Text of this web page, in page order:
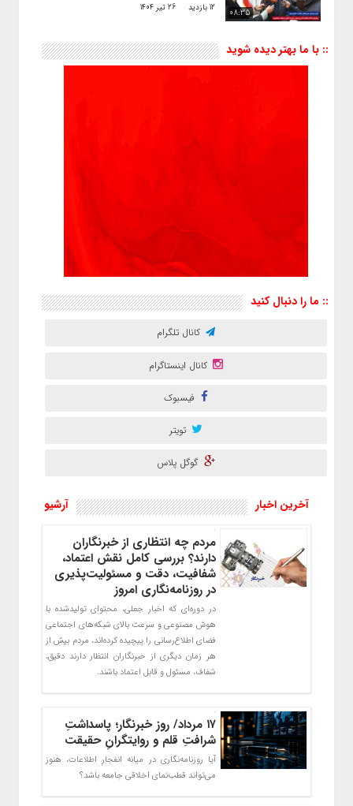
08:35 12 بازدید 26 تیر 1404
:: با ما بهتر دیده شوید
:: ما را دنبال کنید
کانال تلگرام
کانال اینستاگرام
فیسبوک
تویتر
گوگل پلاس
آخرین اخبار آرشیو
مردم چه انتظاری از خبرنگاران
دارند؟ بررسی کامل نقش اعتماد،
شفافیت، دقت و مسئولیت‌پذیری
در روزنامه‌نگاری امروز
در دوره‌ای که اخبار جعلی، محتوای تولیدشده با
هوش مصنوعی و سرعت بالای شبکه‌های اجتماعی
فضای اطلاع‌رسانی را پیچیده کرده‌اند، مردم بیش از
هر زمان دیگری از خبرنگاران انتظار دارند دقیق،
شفاف، مسئول و قابل اعتماد باشند.
۱۷ مرداد/ روز خبرنگار؛ پاسداشتِ
شرافتِ قلم و روایتگرانِ حقیقت
آیا روزنامه‌نگاری در میانه انفجارِ اطلاعات، هنوز
می‌تواند قطب‌نمای اخلاقی جامعه باشد؟